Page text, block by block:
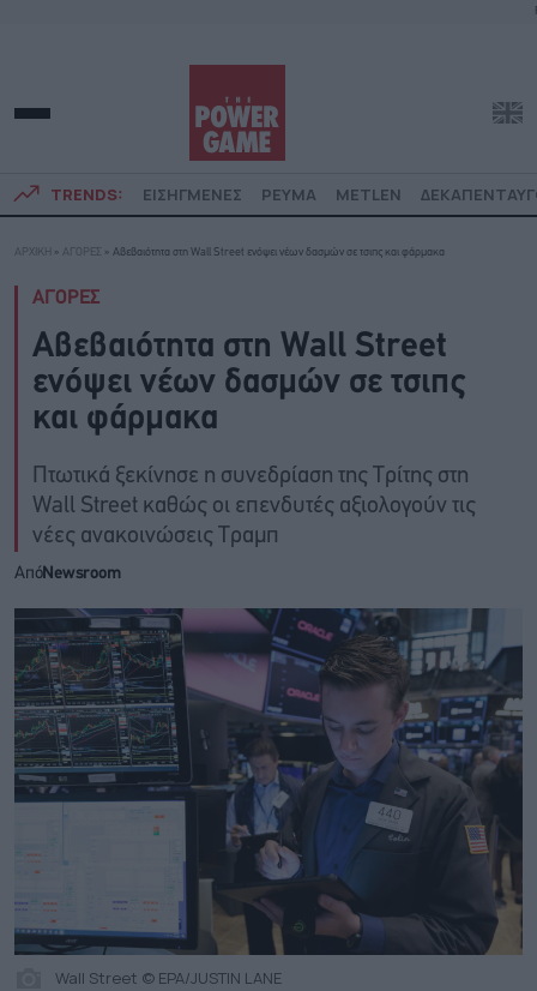
TRENDS: ΕΙΣΗΓΜΕΝΕΣ ΡΕΥΜΑ METLEN
ΑΡΧΙΚΗ » ΑΓΟΡΕΣ » Αβεβαιότητα στη Wall Street ενόψει νέων δασμών σε τσιπς και φάρμακα
ΑΓΟΡΕΣ
Αβεβαιότητα στη Wall Street
ενόψει νέων δασμών σε τσιπς
και φάρμακα
Πτωτικά ξεκίνησε η συνεδρίαση της Τρίτης στη
Wall Street καθώς οι επενδυτές αξιολογούν τις
νέες ανακοινώσεις Τραμπ
ΑπόNewsroom
Wall Street © EPA/JUSTIN LANE